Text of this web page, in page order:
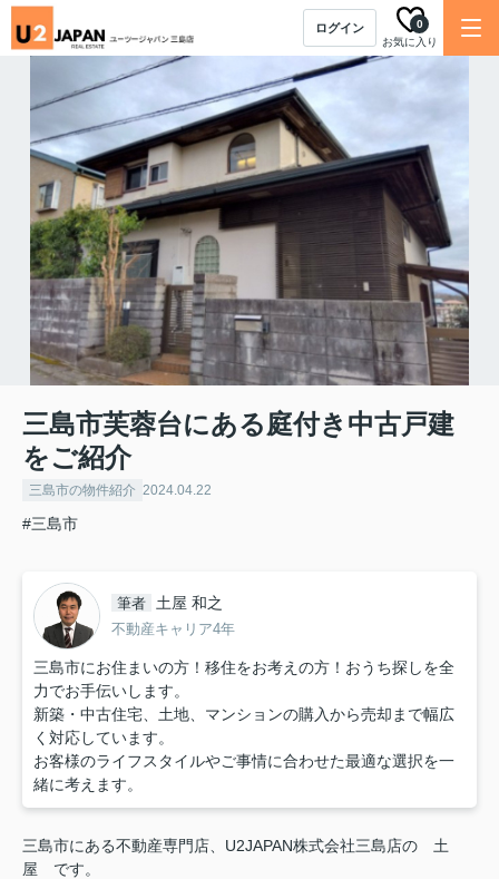
ログイン
お気に入り
0
三島市芙蓉台にある庭付き中古戸建
をご紹介
三島市の物件紹介 2024.04.22
#三島市
筆者 土屋 和之
不動産キャリア4年
三島市にお住まいの方！移住をお考えの方！おうち探しを全
力でお手伝いします。
新築・中古住宅、土地、マンションの購入から売却まで幅広
く対応しています。
お客様のライフスタイルやご事情に合わせた最適な選択を一
緒に考えます。
三島市にある不動産専門店、U2JAPAN株式会社三島店の 土
屋 です。